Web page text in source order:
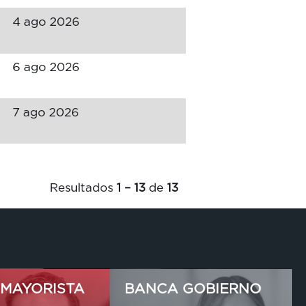
4 ago 2026
6 ago 2026
7 ago 2026
Resultados 1 – 13 de 13
BANCA GOBIERNO